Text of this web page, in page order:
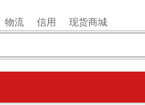
物流 信用 现货商城